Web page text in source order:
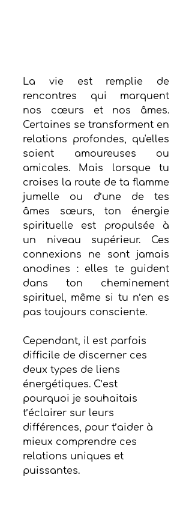
La vie est remplie de
rencontres qui marquent
nos cœurs et nos âmes.
Certaines se transforment en
relations profondes, qu'elles
soient amoureuses ou
amicales. Mais lorsque tu
croises la route de ta flamme
jumelle ou d’une de tes
âmes sœurs, ton énergie
spirituelle est propulsée à
un niveau supérieur. Ces
connexions ne sont jamais
anodines : elles te guident
dans ton cheminement
spirituel, même si tu n’en es
pas toujours consciente.
Cependant, il est parfois
difficile de discerner ces
deux types de liens
énergétiques. C’est
pourquoi je souhaitais
t’éclairer sur leurs
différences, pour t’aider à
mieux comprendre ces
relations uniques et
puissantes.